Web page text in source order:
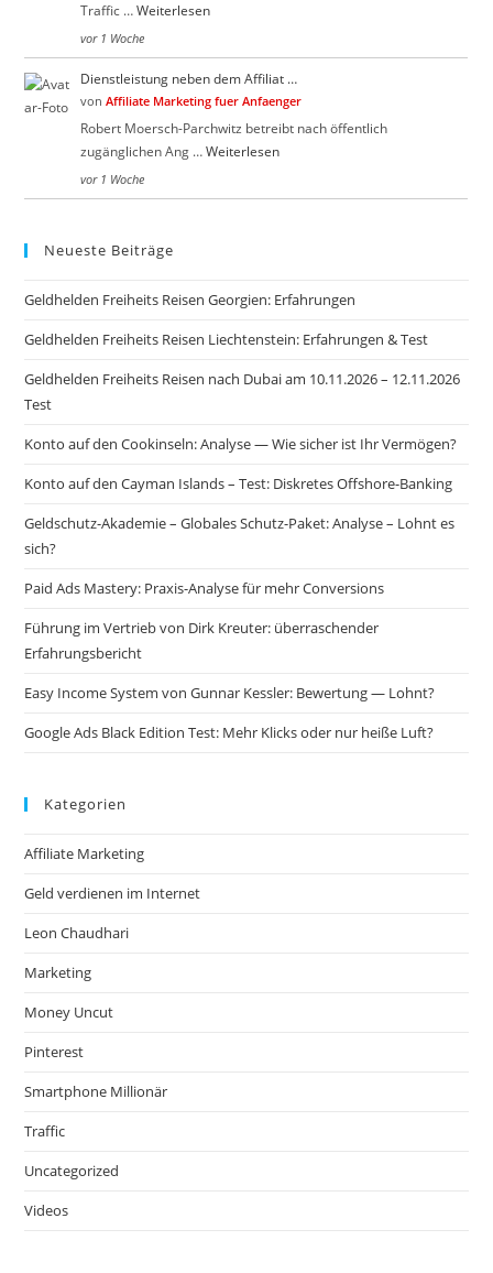
Traffic …Weiterlesen
vor 1 Woche
Dienstleistung neben dem Affiliat …
vonAffiliate Marketing fuer Anfaenger
Robert Moersch-Parchwitz betreibt nach öffentlich
zugänglichen Ang …Weiterlesen
vor 1 Woche
Neueste Beiträge
Geldhelden Freiheits Reisen Georgien: Erfahrungen
Geldhelden Freiheits Reisen Liechtenstein: Erfahrungen & Test
Geldhelden Freiheits Reisen nach Dubai am 10.11.2026 – 12.11.2026
Test
Konto auf den Cookinseln: Analyse — Wie sicher ist Ihr Vermögen?
Konto auf den Cayman Islands – Test: Diskretes Offshore-Banking
Geldschutz-Akademie – Globales Schutz-Paket: Analyse – Lohnt es
sich?
Paid Ads Mastery: Praxis-Analyse für mehr Conversions
Führung im Vertrieb von Dirk Kreuter: überraschender
Erfahrungsbericht
Easy Income System von Gunnar Kessler: Bewertung — Lohnt?
Google Ads Black Edition Test: Mehr Klicks oder nur heiße Luft?
Kategorien
Affiliate Marketing
Geld verdienen im Internet
Leon Chaudhari
Marketing
Money Uncut
Pinterest
Smartphone Millionär
Traffic
Uncategorized
Videos